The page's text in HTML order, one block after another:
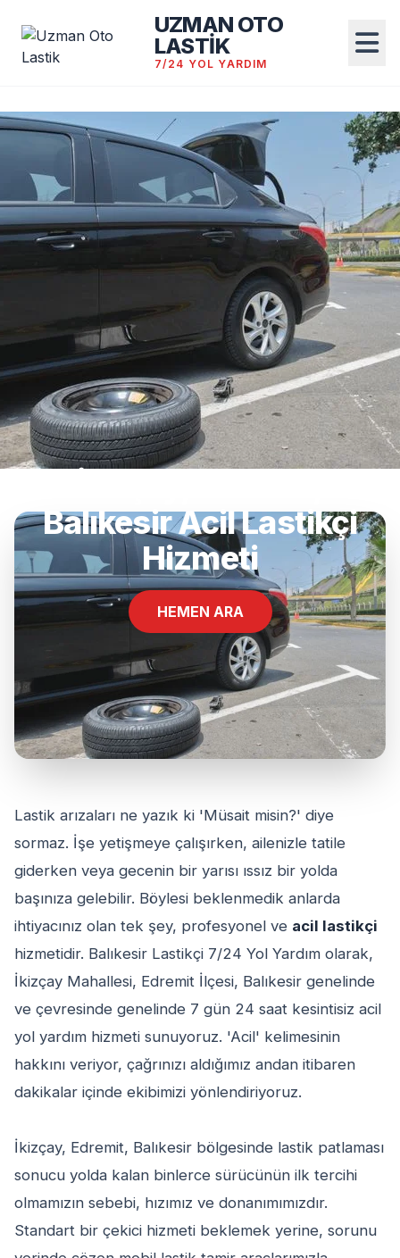
UZMAN OTO
LASTİK
7/24 YOL YARDIM
Balıkesir Acil Lastikçi
Hizmeti
HEMEN ARA
Lastik arızaları ne yazık ki 'Müsait misin?' diye
sormaz. İşe yetişmeye çalışırken, ailenizle tatile
giderken veya gecenin bir yarısı ıssız bir yolda
başınıza gelebilir. Böylesi beklenmedik anlarda
ihtiyacınız olan tek şey, profesyonel ve acil lastikçi
hizmetidir. Balıkesir Lastikçi 7/24 Yol Yardım olarak,
İkizçay Mahallesi, Edremit İlçesi, Balıkesir genelinde
ve çevresinde genelinde 7 gün 24 saat kesintisiz acil
yol yardım hizmeti sunuyoruz. 'Acil' kelimesinin
hakkını veriyor, çağrınızı aldığımız andan itibaren
dakikalar içinde ekibimizi yönlendiriyoruz.
İkizçay, Edremit, Balıkesir bölgesinde lastik patlaması
sonucu yolda kalan binlerce sürücünün ilk tercihi
olmamızın sebebi, hızımız ve donanımımızdır.
Standart bir çekici hizmeti beklemek yerine, sorunu